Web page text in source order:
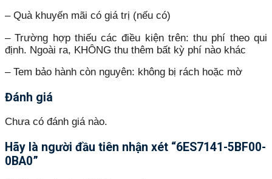
– Quà khuyến mãi có giá trị (nếu có)
– Trường hợp thiếu các điều kiện trên: thu phí theo qui
định. Ngoài ra, KHÔNG thu thêm bất kỳ phí nào khác
– Tem bảo hành còn nguyên: không bị rách hoặc mờ
Đánh giá
Chưa có đánh giá nào.
Hãy là người đầu tiên nhận xét “6ES7141-5BF00-
0BA0”